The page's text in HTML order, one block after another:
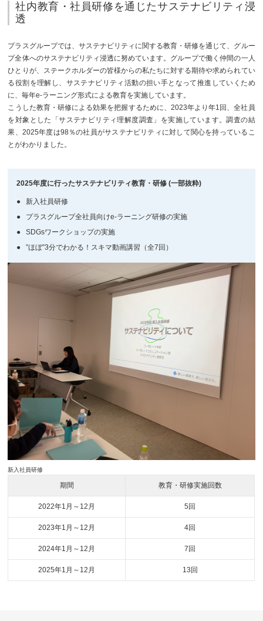
社内教育・社員研修を通じたサステナビリティ浸
透
プラスグループでは、サステナビリティに関する教育・研修を通じて、グルー
プ全体へのサステナビリティ浸透に努めています。グループで働く仲間の一人
ひとりが、ステークホルダーの皆様からの私たちに対する期待や求められてい
る役割を理解し、サステナビリティ活動の担い手となって推進していくため
に、毎年e-ラーニング形式による教育を実施しています。
こうした教育・研修による効果を把握するために、2023年より年1回、全社員
を対象とした「サステナビリティ理解度調査」を実施しています。調査の結
果、2025年度は98％の社員がサステナビリティに対して関心を持っているこ
とがわかりました。
2025年度に行ったサステナビリティ教育・研修 (一部抜粋)
新入社員研修
プラスグループ全社員向けe-ラーニング研修の実施
SDGsワークショップの実施
”ほぼ”3分でわかる！スキマ動画講習（全7回）
新入社員研修
期間 教育・研修実施回数
2022年1月～12月 5回
2023年1月～12月 4回
2024年1月～12月 7回
2025年1月～12月 13回